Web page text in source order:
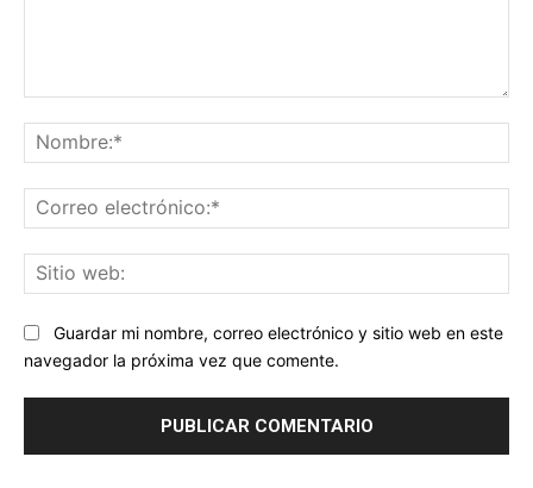
Guardar mi nombre, correo electrónico y sitio web en este
navegador la próxima vez que comente.